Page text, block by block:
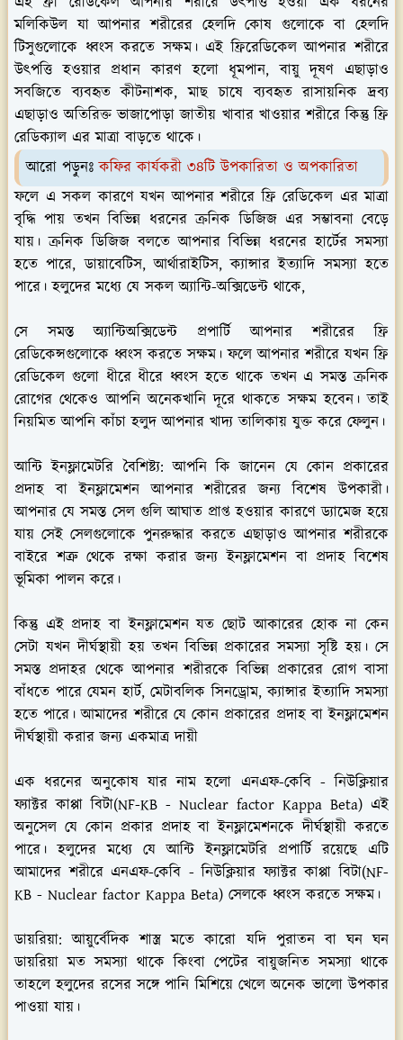
মলিকিউল যা আপনার শরীরের হেলদি কোষ গুলোকে বা হেলদি
টিসুগুলোকে ধ্বংস করতে সক্ষম। এই ফ্রিরেডিকেল আপনার শরীরে
উৎপত্তি হওয়ার প্রধান কারণ হলো ধূমপান, বায়ু দূষণ এছাড়াও
সবজিতে ব্যবহৃত কীটনাশক, মাছ চাষে ব্যবহৃত রাসায়নিক দ্রব্য
এছাড়াও অতিরিক্ত ভাজাপোড়া জাতীয় খাবার খাওয়ার শরীরে কিন্তু ফ্রি
রেডিক্যাল এর মাত্রা বাড়তে থাকে।
আরো পড়ুনঃকফির কার্যকরী ৩৪টি উপকারিতা ও অপকারিতা
ফলে এ সকল কারণে যখন আপনার শরীরে ফ্রি রেডিকেল এর মাত্রা
বৃদ্ধি পায় তখন বিভিন্ন ধরনের ক্রনিক ডিজিজ এর সম্ভাবনা বেড়ে
যায়। ক্রনিক ডিজিজ বলতে আপনার বিভিন্ন ধরনের হার্টের সমস্যা
হতে পারে, ডায়াবেটিস, আর্থারাইটিস, ক্যান্সার ইত্যাদি সমস্যা হতে
পারে। হলুদের মধ্যে যে সকল অ্যান্টি-অক্সিডেন্ট থাকে,
সে সমস্ত অ্যান্টিঅক্সিডেন্ট প্রপার্টি আপনার শরীরের ফ্রি
রেডিকেন্সগুলোকে ধ্বংস করতে সক্ষম। ফলে আপনার শরীরে যখন ফ্রি
রেডিকেল গুলো ধীরে ধীরে ধ্বংস হতে থাকে তখন এ সমস্ত ক্রনিক
রোগের থেকেও আপনি অনেকখানি দূরে থাকতে সক্ষম হবেন। তাই
নিয়মিত আপনি কাঁচা হলুদ আপনার খাদ্য তালিকায় যুক্ত করে ফেলুন।
আন্টি ইনফ্লামেটরি বৈশিষ্ট্য: আপনি কি জানেন যে কোন প্রকারের
প্রদাহ বা ইনফ্লামেশন আপনার শরীরের জন্য বিশেষ উপকারী।
আপনার যে সমস্ত সেল গুলি আঘাত প্রাপ্ত হওয়ার কারণে ড্যামেজ হয়ে
যায় সেই সেলগুলোকে পুনরুদ্ধার করতে এছাড়াও আপনার শরীরকে
বাইরে শত্রু থেকে রক্ষা করার জন্য ইনফ্লামেশন বা প্রদাহ বিশেষ
ভূমিকা পালন করে।
কিন্তু এই প্রদাহ বা ইনফ্লামেশন যত ছোট আকারের হোক না কেন
সেটা যখন দীর্ঘস্থায়ী হয় তখন বিভিন্ন প্রকারের সমস্যা সৃষ্টি হয়। সে
সমস্ত প্রদাহর থেকে আপনার শরীরকে বিভিন্ন প্রকারের রোগ বাসা
বাঁধতে পারে যেমন হার্ট, মেটাবলিক সিনড্রোম, ক্যান্সার ইত্যাদি সমস্যা
হতে পারে। আমাদের শরীরে যে কোন প্রকারের প্রদাহ বা ইনফ্লামেশন
দীর্ঘস্থায়ী করার জন্য একমাত্র দায়ী
এক ধরনের অনুকোষ যার নাম হলো এনএফ-কেবি - নিউক্লিয়ার
ফ্যাক্টর কাপ্পা বিটা(NF-KB - Nuclear factor Kappa Beta) এই
অনুসেল যে কোন প্রকার প্রদাহ বা ইনফ্লামেশনকে দীর্ঘস্থায়ী করতে
পারে। হলুদের মধ্যে যে আন্টি ইনফ্লামেটরি প্রপার্টি রয়েছে এটি
আমাদের শরীরে এনএফ-কেবি - নিউক্লিয়ার ফ্যাক্টর কাপ্পা বিটা(NF-
KB - Nuclear factor Kappa Beta) সেলকে ধ্বংস করতে সক্ষম।
ডায়রিয়া: আয়ুর্বেদিক শাস্ত্র মতে কারো যদি পুরাতন বা ঘন ঘন
ডায়রিয়া মত সমস্যা থাকে কিংবা পেটের বায়ুজনিত সমস্যা থাকে
তাহলে হলুদের রসের সঙ্গে পানি মিশিয়ে খেলে অনেক ভালো উপকার
পাওয়া যায়।